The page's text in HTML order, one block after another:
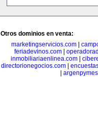
Otros dominios en venta:
marketingservicios.com|
feriadevinos.com
inmobiliariaenlinea.com|
directorionegocios.com|